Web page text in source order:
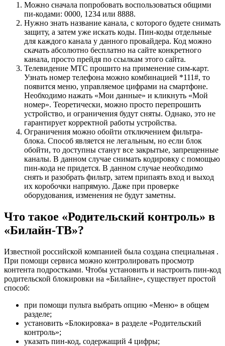
Можно сначала попробовать воспользоваться общими
пи-кодами: 0000, 1234 или 8888.
Нужно знать название канала, с которого будете снимать
защиту, а затем уже искать коды. Пин-коды отдельные
для каждого канала у данного провайдера. Код можно
скачать абсолютно бесплатно на сайте конкретного
канала, просто прейдя по ссылкам этого сайта.
Телевидение МТС прошито на применение сим-карт.
Узнать номер телефона можно комбинацией *111#, то
появится меню, управляемое цифрами на смартфоне.
Необходимо нажать «Мои данные» и кликнуть «Мой
номер». Теоретически, можно просто перепрошить
устройство, и ограничения будут сняты. Однако, это не
гарантирует корректной работы устройства.
Ограничения можно обойти отключением фильтра-
блока. Способ является не легальным, но если блок
обойти, то доступны станут все закрытые, запрещенные
каналы. В данном случае снимать кодировку с помощью
пин-кода не придется. В данном случае необходимо
снять и разобрать фильтр, затем припаять вход и выход
их коробочки напрямую. Даже при проверке
оборудования, изменения не будут заметны.
Что такое «Родительский контроль» в
«Билайн-ТВ»?
Известной российской компанией была создана специальная .
При помощи сервиса можно контролировать просмотр
контента подростками. Чтобы установить и настроить пин-код
родительской блокировки на «Билайне», существует простой
способ:
при помощи пульта выбрать опцию «Меню» в общем
разделе;
установить «Блокировка» в разделе «Родительский
контроль»;
указать пин-код, содержащий 4 цифры;